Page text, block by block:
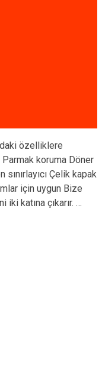
özelliklere
koruma Döner
Çelik kapak
için uygun Bize
iki katına çıkarır. …